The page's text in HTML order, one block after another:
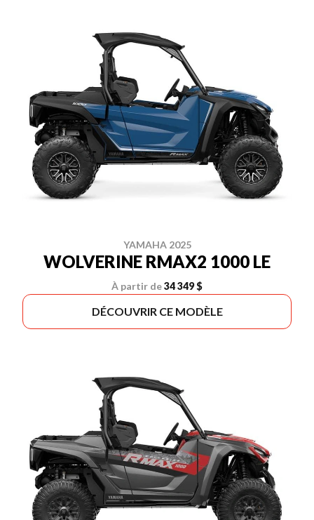
YAMAHA 2025
WOLVERINE RMAX2 1000 LE
À partir de34 349 $
DÉCOUVRIR CE MODÈLE